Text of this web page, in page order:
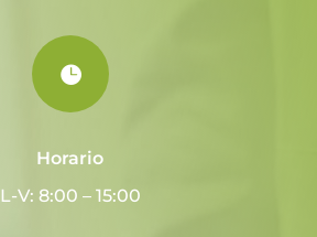

Horario
L-V: 8:00 – 15:00